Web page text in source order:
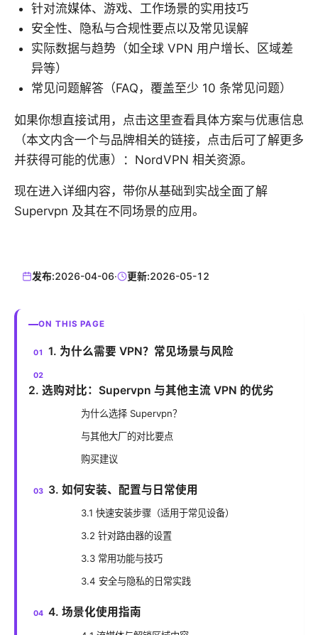
针对流媒体、游戏、工作场景的实用技巧
安全性、隐私与合规性要点以及常见误解
实际数据与趋势（如全球 VPN 用户增长、区域差
异等）
常见问题解答（FAQ，覆盖至少 10 条常见问题）
如果你想直接试用，点击这里查看具体方案与优惠信息
（本文内含一个与品牌相关的链接，点击后可了解更多
并获得可能的优惠）：NordVPN 相关资源。
现在进入详细内容，带你从基础到实战全面了解
Supervpn 及其在不同场景的应用。
发布:2026-04-06· 更新:2026-05-12
ON THIS PAGE
1. 为什么需要 VPN？常见场景与风险
2. 选购对比：Supervpn 与其他主流 VPN 的优劣
为什么选择 Supervpn？
与其他大厂的对比要点
购买建议
3. 如何安装、配置与日常使用
3.1 快速安装步骤（适用于常见设备）
3.2 针对路由器的设置
3.3 常用功能与技巧
3.4 安全与隐私的日常实践
4. 场景化使用指南